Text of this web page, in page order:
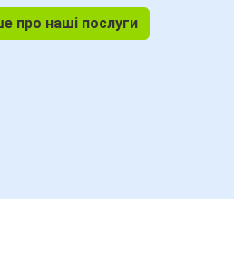
про наші послуги